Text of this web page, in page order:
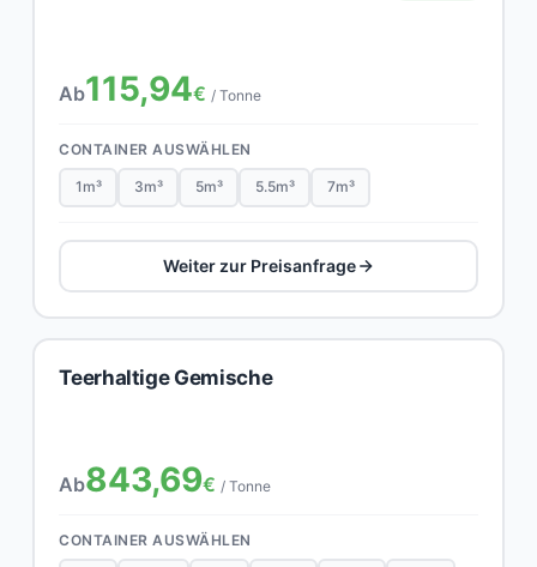
Ab115,94€ / Tonne
CONTAINER AUSWÄHLEN
1m³ 3m³ 5m³ 5.5m³ 7m³
Weiter zur Preisanfrage
Teerhaltige Gemische
Ab843,69€ / Tonne
CONTAINER AUSWÄHLEN